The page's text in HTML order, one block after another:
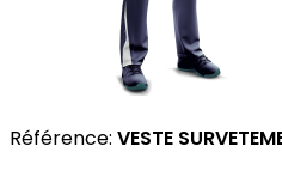
Référence: VESTE